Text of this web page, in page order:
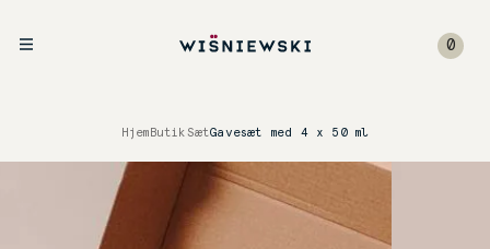
0
Hjem Butik SætGavesæt med 4 x 50 ml